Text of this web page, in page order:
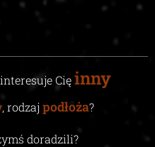
Cięinny
, rodzaj podłoża?
doradzili?